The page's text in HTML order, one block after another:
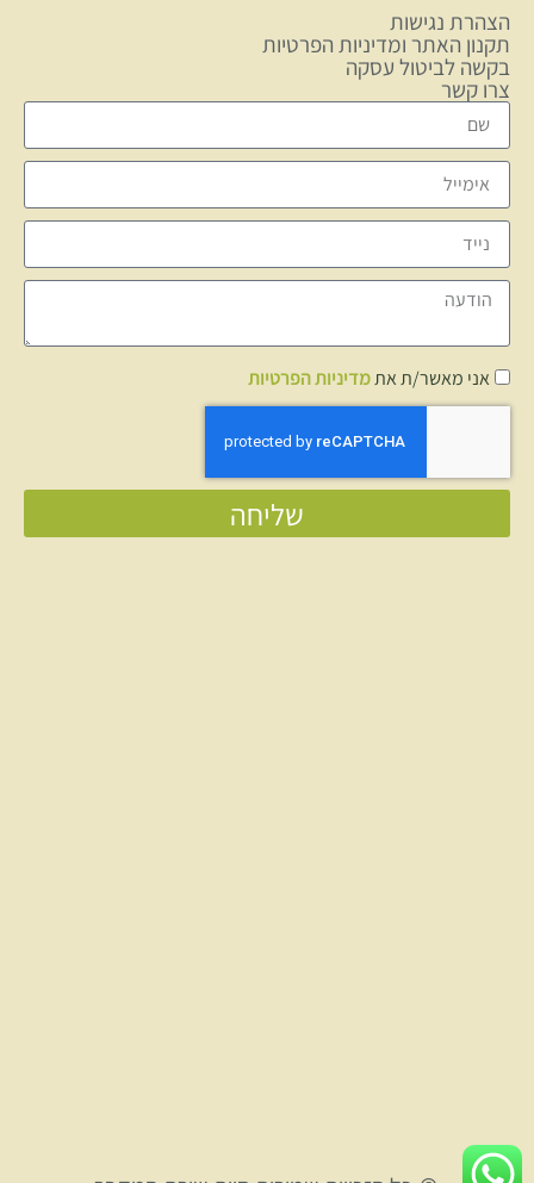
הצהרת נגישות
תקנון האתר ומדיניות הפרטיות
בקשה לביטול עסקה
צרו קשר
אני מאשר/ת אתמדיניות הפרטיות
שליחה